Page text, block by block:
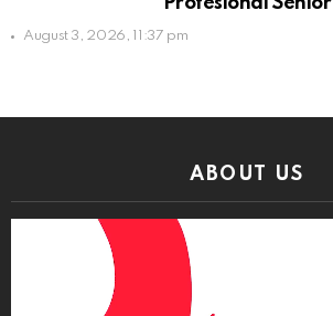
August 3, 2026, 11:37 pm
ABOUT US